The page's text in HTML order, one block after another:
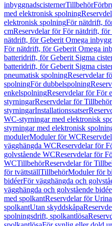
inbyggnadscisternerTillbehör
med elektronisk spolning
elektronisk spolningFör nätdrift,
cmReservdelar för För nätdrift,
nätdrift, för Geberit Omega
För nätdrift, för Geberit Omega
batteridrift, för Geberit Sigma
batteridrift, för Geberit Sigma
pneumatisk spolningReservdelar
spolningFör dubbelspolning
enkelspolningReservdelar för För
styrningarReservdelar för
styrningarInstallationssatser
WC-styrningar med elektronisk
styrningar med elektronisk
modulerModuler för WC
vägghängda WCReservdelar för
golvstående WCReservdelar för
WCTillbehörReservdelar för
för tvättställTillbehörModuler för
bidéerFör vägghängda och
vägghängda och golvstående
med spolkantReservdelar för
spolkantUtan skyddskåpa
spolningsdrift, spolkantlösa